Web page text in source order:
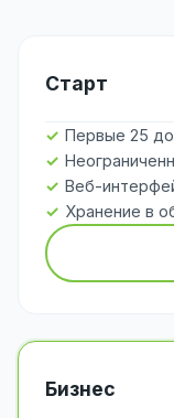
Старт
Первые 25
Веб-
Хранение в
Бизнес